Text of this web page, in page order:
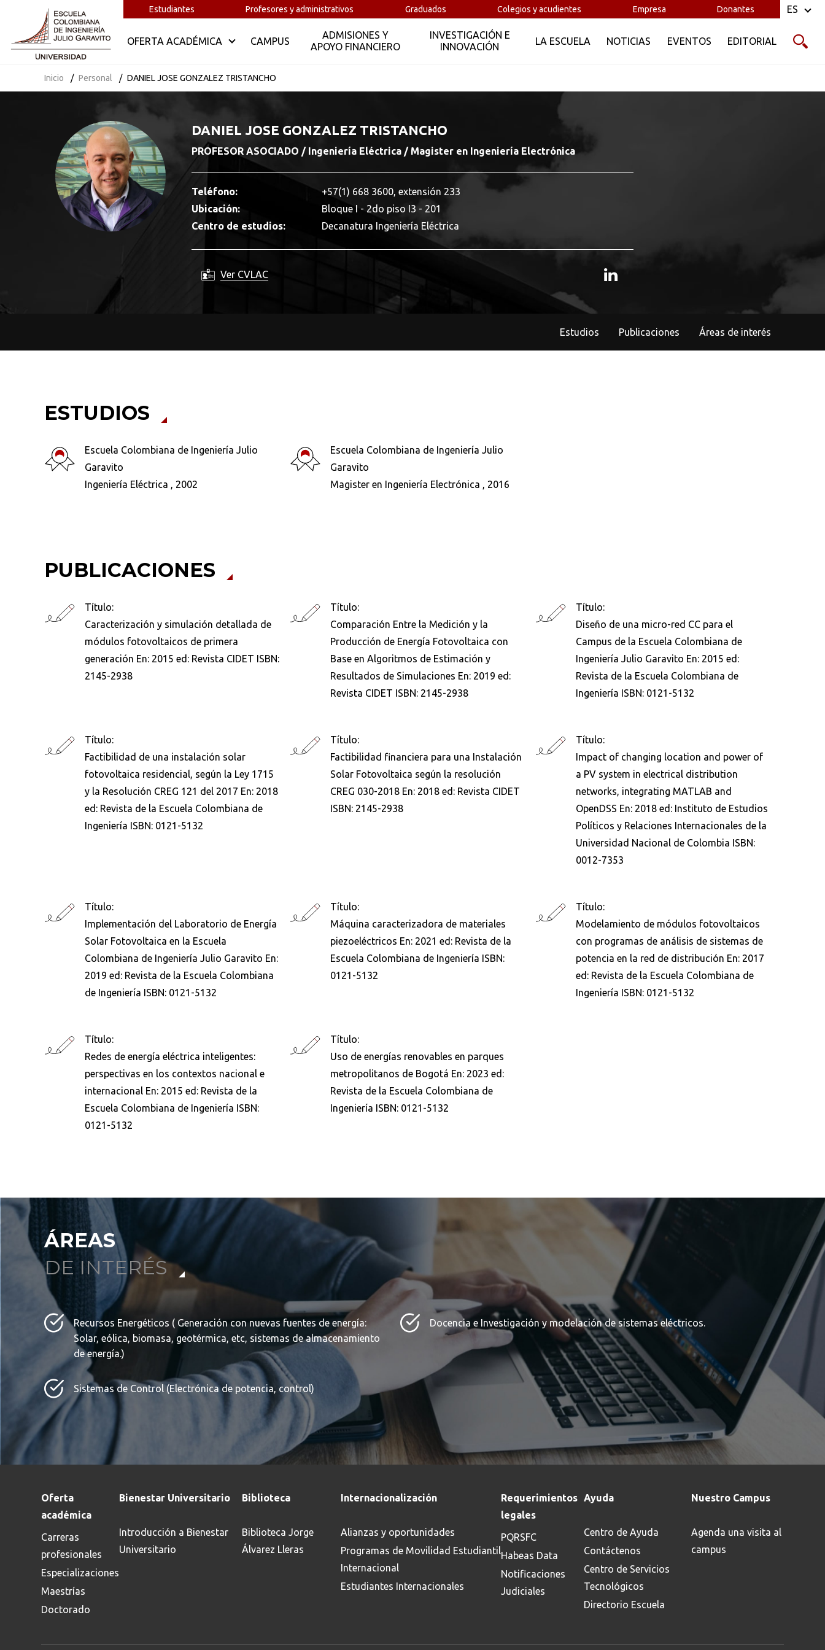
Estudiantes Profesores y administrativos Graduados Colegios y acudientes Empresa Donantes
OFERTA ACADÉMICA CAMPUS
ADMISIONES Y
APOYO FINANCIERO
INVESTIGACIÓN E
INNOVACIÓN
LA ESCUELA NOTICIAS EVENTOS EDITORIAL
ES
Inicio Personal DANIEL JOSE GONZALEZ TRISTANCHO
DANIEL JOSE GONZALEZ TRISTANCHO
PROFESOR ASOCIADO / Ingeniería Eléctrica / Magister en Ingeniería Electrónica
Teléfono:
+57(1) 668 3600, extensión 233
Ubicación:
Bloque I - 2do piso I3 - 201
Centro de estudios:
Decanatura Ingeniería Eléctrica
Ver CVLAC
Estudios Publicaciones Áreas de interés
ESTUDIOS
Escuela Colombiana de Ingeniería Julio
Garavito
Ingeniería Eléctrica , 2002
Escuela Colombiana de Ingeniería Julio
Garavito
Magister en Ingeniería Electrónica , 2016
PUBLICACIONES
Título:
Caracterización y simulación detallada de
módulos fotovoltaicos de primera
generación En: 2015 ed: Revista CIDET ISBN:
2145-2938
Título:
Comparación Entre la Medición y la
Producción de Energía Fotovoltaica con
Base en Algoritmos de Estimación y
Resultados de Simulaciones En: 2019 ed:
Revista CIDET ISBN: 2145-2938
Título:
Diseño de una micro-red CC para el
Campus de la Escuela Colombiana de
Ingeniería Julio Garavito En: 2015 ed:
Revista de la Escuela Colombiana de
Ingeniería ISBN: 0121-5132
Título:
Factibilidad de una instalación solar
fotovoltaica residencial, según la Ley 1715
y la Resolución CREG 121 del 2017 En: 2018
ed: Revista de la Escuela Colombiana de
Ingeniería ISBN: 0121-5132
Título:
Factibilidad financiera para una Instalación
Solar Fotovoltaica según la resolución
CREG 030-2018 En: 2018 ed: Revista CIDET
ISBN: 2145-2938
Título:
Impact of changing location and power of
a PV system in electrical distribution
networks, integrating MATLAB and
OpenDSS En: 2018 ed: Instituto de Estudios
Políticos y Relaciones Internacionales de la
Universidad Nacional de Colombia ISBN:
0012-7353
Título:
Implementación del Laboratorio de Energía
Solar Fotovoltaica en la Escuela
Colombiana de Ingeniería Julio Garavito En:
2019 ed: Revista de la Escuela Colombiana
de Ingeniería ISBN: 0121-5132
Título:
Máquina caracterizadora de materiales
piezoeléctricos En: 2021 ed: Revista de la
Escuela Colombiana de Ingeniería ISBN:
0121-5132
Título:
Modelamiento de módulos fotovoltaicos
con programas de análisis de sistemas de
potencia en la red de distribución En: 2017
ed: Revista de la Escuela Colombiana de
Ingeniería ISBN: 0121-5132
Título:
Redes de energía eléctrica inteligentes:
perspectivas en los contextos nacional e
internacional En: 2015 ed: Revista de la
Escuela Colombiana de Ingeniería ISBN:
0121-5132
Título:
Uso de energías renovables en parques
metropolitanos de Bogotá En: 2023 ed:
Revista de la Escuela Colombiana de
Ingeniería ISBN: 0121-5132
ÁREAS
DE INTERÉS
Recursos Energéticos ( Generación con nuevas fuentes de energía:
Solar, eólica, biomasa, geotérmica, etc, sistemas de almacenamiento
de energía.)
Docencia e Investigación y modelación de sistemas eléctricos.
Sistemas de Control (Electrónica de potencia, control)
Oferta
académica
Carreras
profesionales
Especializaciones
Maestrías
Doctorado
Bienestar Universitario
Introducción a Bienestar
Universitario
Biblioteca
Biblioteca Jorge
Álvarez Lleras
Internacionalización
Alianzas y oportunidades
Programas de Movilidad Estudiantil
Internacional
Estudiantes Internacionales
Requerimientos
legales
PQRSFC
Habeas Data
Notificaciones
Judiciales
Ayuda
Centro de Ayuda
Contáctenos
Centro de Servicios
Tecnológicos
Directorio Escuela
Nuestro Campus
Agenda una visita al
campus